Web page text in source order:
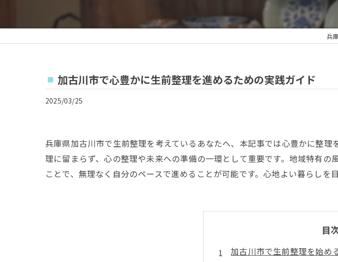
兵
加古川市で心豊かに生前整理を進めるための実践ガイド
2025/03/25
兵庫県加古川市で生前整理を考えているあなたへ、本記事では心豊かに整
理に留まらず、心の整理や未来への準備の一環として重要です。地域特有
ことで、無理なく自分のペースで進めることが可能です。心地よい暮らし
目
加古川市で生前整理を始め